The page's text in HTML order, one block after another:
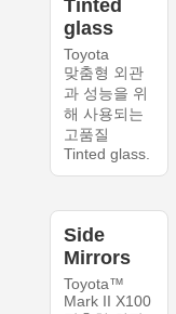
Tinted
glass
Toyota
맞춤형 외관
과 성능을 위
해 사용되는
고품질
Tinted glass.
Side
Mirrors
Toyota™
Mark II X100